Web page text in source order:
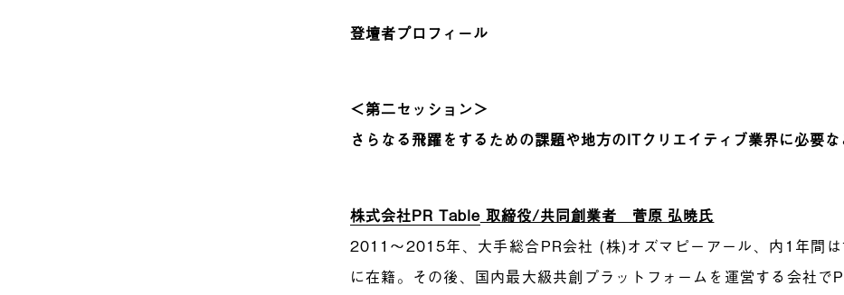
登壇者プロフィール
＜第二セッション＞
さらなる飛躍をするための課題や地方のITクリエイティブ業界に必要な
株式会社PR Table取締役/共同創業者 菅原 弘暁氏
2011〜2015年、大手総合PR会社 (株)オズマピーアール、内1年間
に在籍。その後、国内最大級共創プラットフォームを運営する会社で